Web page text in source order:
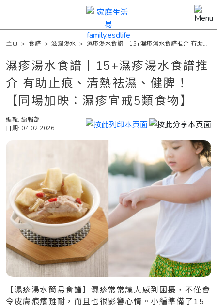
主頁 >食譜 >滋潤湯水 > 濕疹湯水食譜｜15+濕疹湯水食譜推介 有助止
濕疹湯水食譜｜15+濕疹湯水食譜推
介 有助止痕、清熱祛濕、健脾！
【同場加映：濕疹宜戒5類食物】
編輯: 編輯部
日期: 04.02.2026
【濕疹湯水簡易食譜】濕疹常常讓人感到困擾，不僅會
令皮膚痕癢難耐，而且也很影響心情。小編準備了15